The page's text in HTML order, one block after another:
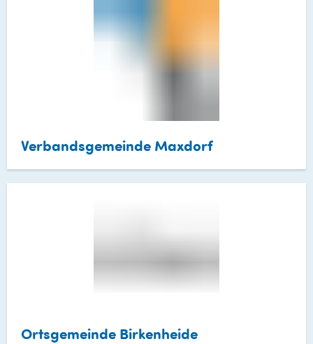
Verbandsgemeinde Maxdorf
Ortsgemeinde Birkenheide